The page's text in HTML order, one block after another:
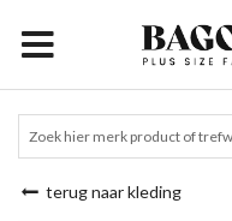
terug naar kleding